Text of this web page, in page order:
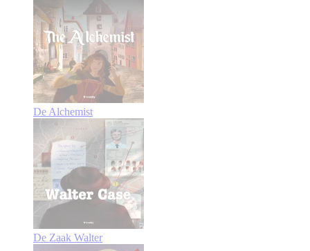
De Alchemist
De Zaak Walter